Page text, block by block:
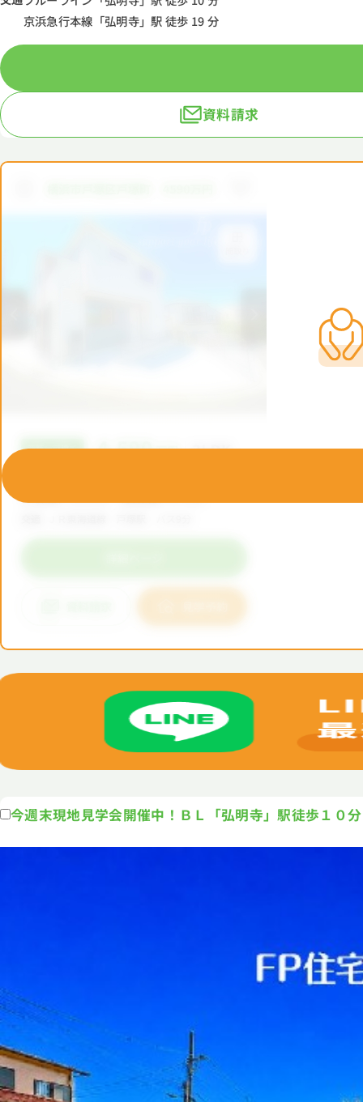
京浜急行本線「弘明寺」駅 徒歩 19 分
資料請求
今週末現地見学会開催中！ＢＬ「弘明寺」駅徒歩１０